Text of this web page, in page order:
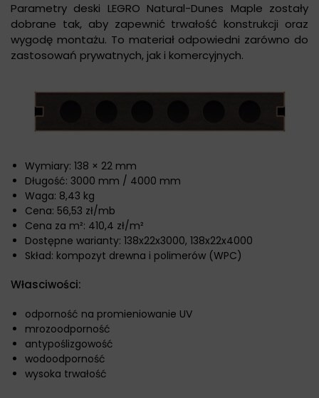
Parametry deski LEGRO Natural-Dunes Maple zostały
dobrane tak, aby zapewnić trwałość konstrukcji oraz
wygodę montażu. To materiał odpowiedni zarówno do
zastosowań prywatnych, jak i komercyjnych.
Wymiary: 138 × 22 mm
Długość: 3000 mm / 4000 mm
Waga: 8,43 kg
Cena: 56,53 zł/mb
Cena za m²: 410,4 zł/m²
Dostępne warianty: 138x22x3000, 138x22x4000
Skład: kompozyt drewna i polimerów (WPC)
Własciwości:
odporność na promieniowanie UV
mrozoodporność
antypoślizgowość
wodoodporność
wysoka trwałość